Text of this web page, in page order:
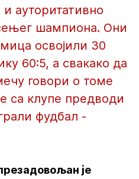
ауторитативно
шампиона. Они
освојили 30
60:5, а свакако да
говори о томе
са клупе предводи
фудбал -
је